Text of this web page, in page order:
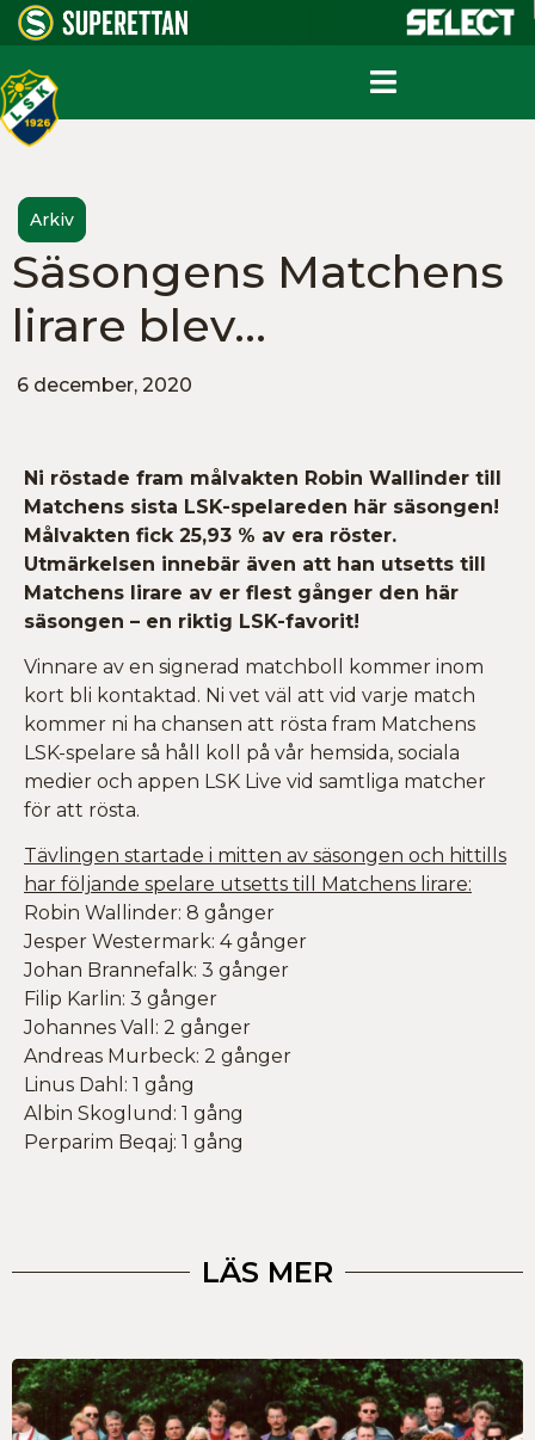
Arkiv
Säsongens Matchens
lirare blev…
6 december, 2020
Ni röstade fram målvakten Robin Wallinder till
Matchens sista LSK-spelareden här säsongen!
Målvakten fick 25,93 % av era röster.
Utmärkelsen innebär även att han utsetts till
Matchens lirare av er flest gånger den här
säsongen – en riktig LSK-favorit!
Vinnare av en signerad matchboll kommer inom
kort bli kontaktad. Ni vet väl att vid varje match
kommer ni ha chansen att rösta fram Matchens
LSK-spelare så håll koll på vår hemsida, sociala
medier och appen LSK Live vid samtliga matcher
för att rösta.
Tävlingen startade i mitten av säsongen och hittills
har följande spelare utsetts till Matchens lirare:
Robin Wallinder: 8 gånger
Jesper Westermark: 4 gånger
Johan Brannefalk: 3 gånger
Filip Karlin: 3 gånger
Johannes Vall: 2 gånger
Andreas Murbeck: 2 gånger
Linus Dahl: 1 gång
Albin Skoglund: 1 gång
Perparim Beqaj: 1 gång
LÄS MER